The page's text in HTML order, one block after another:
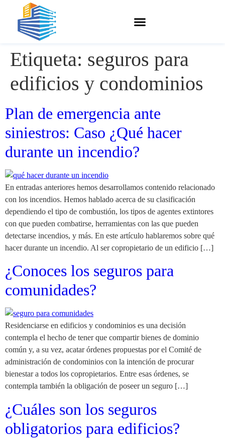
Etiqueta: seguros para
edificios y condominios
Plan de emergencia ante
siniestros: Caso ¿Qué hacer
durante un incendio?
En entradas anteriores hemos desarrollamos contenido relacionado
con los incendios. Hemos hablado acerca de su clasificación
dependiendo el tipo de combustión, los tipos de agentes extintores
con que pueden combatirse, herramientas con las que pueden
detectarse incendios, y más. En este artículo hablaremos sobre qué
hacer durante un incendio. Al ser copropietario de un edificio […]
¿Conoces los seguros para
comunidades?
Residenciarse en edificios y condominios es una decisión
contempla el hecho de tener que compartir bienes de dominio
común y, a su vez, acatar órdenes propuestas por el Comité de
administración de condominios con la intención de procurar
bienestar a todos los copropietarios. Entre esas órdenes, se
contempla también la obligación de poseer un seguro […]
¿Cuáles son los seguros
obligatorios para edificios?